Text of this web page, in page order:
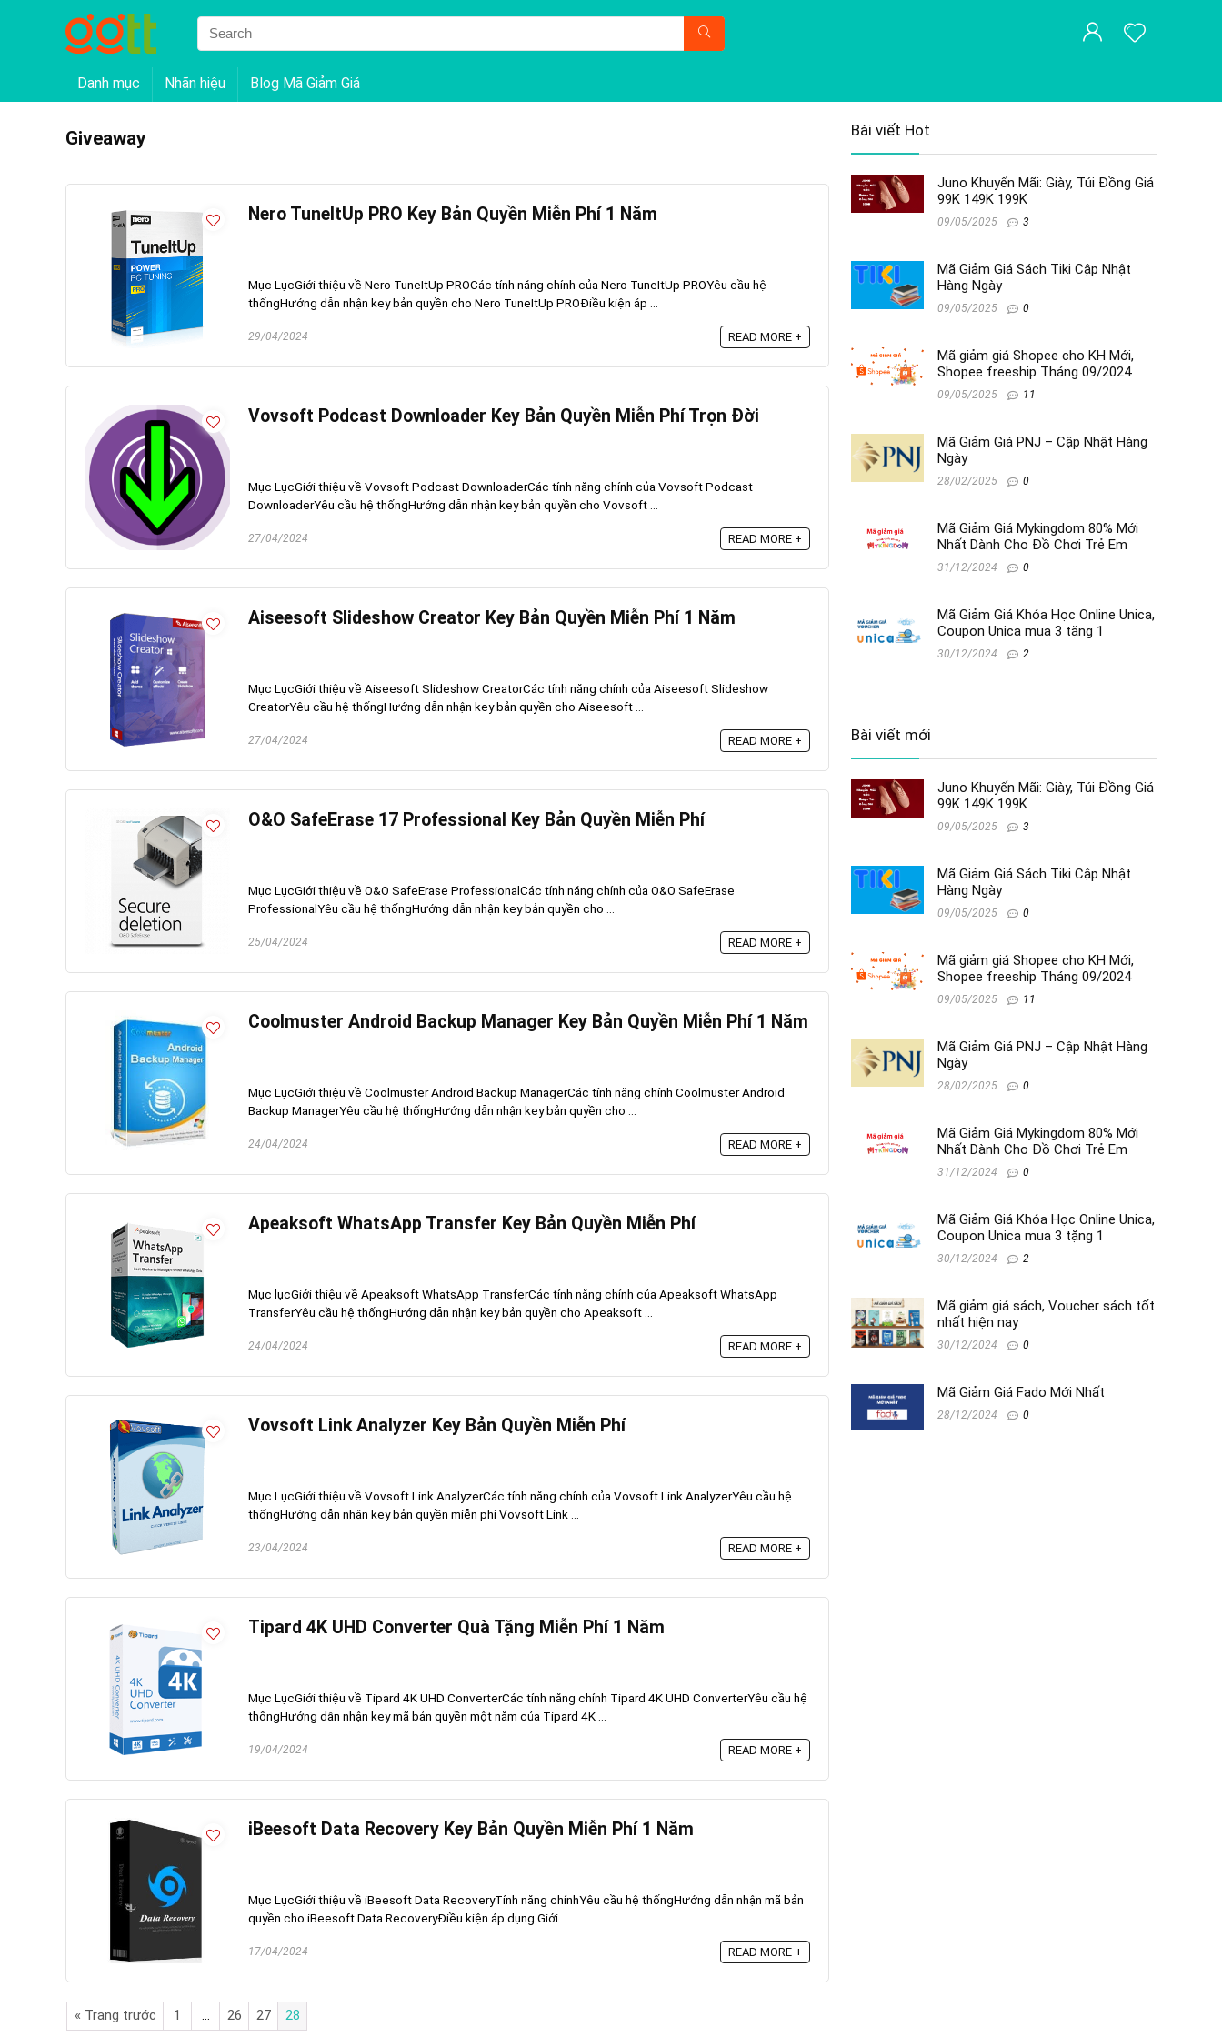
Danh mục Nhãn hiệu Blog Mã Giảm Giá
Giveaway
Nero TuneItUp PRO Key Bản Quyền Miễn Phí 1 Năm
Mục LụcGiới thiệu về Nero TuneItUp PROCác tính năng chính của Nero TuneItUp PROYêu cầu hệ
thốngHướng dẫn nhận key bản quyền cho Nero TuneItUp PROĐiều kiện áp ...
29/04/2024 READ MORE +
Vovsoft Podcast Downloader Key Bản Quyền Miễn Phí Trọn Đời
Mục LụcGiới thiệu về Vovsoft Podcast DownloaderCác tính năng chính của Vovsoft Podcast
DownloaderYêu cầu hệ thốngHướng dẫn nhận key bản quyền cho Vovsoft ...
27/04/2024 READ MORE +
Aiseesoft Slideshow Creator Key Bản Quyền Miễn Phí 1 Năm
Mục LụcGiới thiệu về Aiseesoft Slideshow CreatorCác tính năng chính của Aiseesoft Slideshow
CreatorYêu cầu hệ thốngHướng dẫn nhận key bản quyền cho Aiseesoft ...
27/04/2024 READ MORE +
O&O SafeErase 17 Professional Key Bản Quyền Miễn Phí
Mục LụcGiới thiệu về O&O SafeErase ProfessionalCác tính năng chính của O&O SafeErase
ProfessionalYêu cầu hệ thốngHướng dẫn nhận key bản quyền cho ...
25/04/2024 READ MORE +
Coolmuster Android Backup Manager Key Bản Quyền Miễn Phí 1 Năm
Mục LụcGiới thiệu về Coolmuster Android Backup ManagerCác tính năng chính Coolmuster Android
Backup ManagerYêu cầu hệ thốngHướng dẫn nhận key bản quyền cho ...
24/04/2024 READ MORE +
Apeaksoft WhatsApp Transfer Key Bản Quyền Miễn Phí
Mục lụcGiới thiệu về Apeaksoft WhatsApp TransferCác tính năng chính của Apeaksoft WhatsApp
TransferYêu cầu hệ thốngHướng dẫn nhận key bản quyền cho Apeaksoft ...
24/04/2024 READ MORE +
Vovsoft Link Analyzer Key Bản Quyền Miễn Phí
Mục LụcGiới thiệu về Vovsoft Link AnalyzerCác tính năng chính của Vovsoft Link AnalyzerYêu cầu hệ
thốngHướng dẫn nhận key bản quyền miễn phí Vovsoft Link ...
23/04/2024 READ MORE +
Tipard 4K UHD Converter Quà Tặng Miễn Phí 1 Năm
Mục LụcGiới thiệu về Tipard 4K UHD ConverterCác tính năng chính Tipard 4K UHD ConverterYêu cầu hệ
thốngHướng dẫn nhận key mã bản quyền một năm của Tipard 4K ...
19/04/2024 READ MORE +
iBeesoft Data Recovery Key Bản Quyền Miễn Phí 1 Năm
Mục LụcGiới thiệu về iBeesoft Data RecoveryTính năng chínhYêu cầu hệ thốngHướng dẫn nhận mã bản
quyền cho iBeesoft Data RecoveryĐiều kiện áp dụng Giới ...
17/04/2024 READ MORE +
« Trang trước 1 … 26 27 28
Bài viết Hot
Juno Khuyến Mãi: Giày, Túi Đồng Giá
99K 149K 199K
09/05/2025 3
Mã Giảm Giá Sách Tiki Cập Nhật
Hàng Ngày
09/05/2025 0
Mã giảm giá Shopee cho KH Mới,
Shopee freeship Tháng 09/2024
09/05/2025 11
Mã Giảm Giá PNJ – Cập Nhật Hàng
Ngày
28/02/2025 0
Mã Giảm Giá Mykingdom 80% Mới
Nhất Dành Cho Đồ Chơi Trẻ Em
31/12/2024 0
Mã Giảm Giá Khóa Học Online Unica,
Coupon Unica mua 3 tặng 1
30/12/2024 2
Bài viết mới
Juno Khuyến Mãi: Giày, Túi Đồng Giá
99K 149K 199K
09/05/2025 3
Mã Giảm Giá Sách Tiki Cập Nhật
Hàng Ngày
09/05/2025 0
Mã giảm giá Shopee cho KH Mới,
Shopee freeship Tháng 09/2024
09/05/2025 11
Mã Giảm Giá PNJ – Cập Nhật Hàng
Ngày
28/02/2025 0
Mã Giảm Giá Mykingdom 80% Mới
Nhất Dành Cho Đồ Chơi Trẻ Em
31/12/2024 0
Mã Giảm Giá Khóa Học Online Unica,
Coupon Unica mua 3 tặng 1
30/12/2024 2
Mã giảm giá sách, Voucher sách tốt
nhất hiện nay
30/12/2024 0
Mã Giảm Giá Fado Mới Nhất
28/12/2024 0